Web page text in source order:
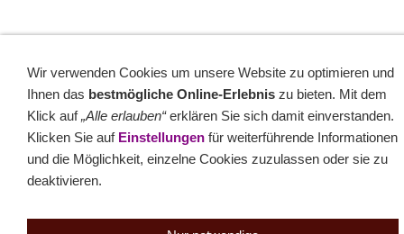
DatenschutzerklärungÜber unsKontaktImpressumCookies
Wir verwenden Cookies um unsere Website zu optimieren und
Ihnen das bestmögliche Online-Erlebnis zu bieten. Mit dem
Klick auf„Alle erlauben“erklären Sie sich damit einverstanden.
Klicken Sie auf Einstellungen für weiterführende Informationen
und die Möglichkeit, einzelne Cookies zuzulassen oder sie zu
deaktivieren.